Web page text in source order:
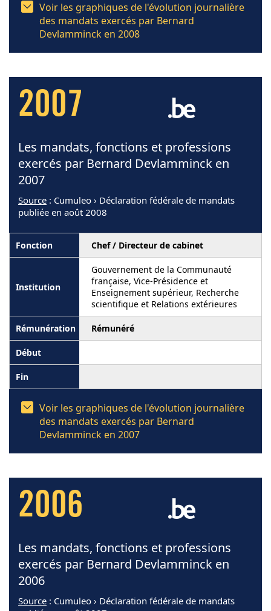
Voir les graphiques de l'évolution journalière
des mandats exercés par Bernard
Devlamminck en 2008
2007
Les mandats, fonctions et professions
exercés par Bernard Devlamminck en
2007
Source : Cumuleo › Déclaration fédérale de mandats
publiée en août 2008
Chef / Directeur de cabinet
Gouvernement de la Communauté
française, Vice-Présidence et
Enseignement supérieur, Recherche
scientifique et Relations extérieures
Rémunéré
Voir les graphiques de l'évolution journalière
des mandats exercés par Bernard
Devlamminck en 2007
2006
Les mandats, fonctions et professions
exercés par Bernard Devlamminck en
2006
Source : Cumuleo › Déclaration fédérale de mandats